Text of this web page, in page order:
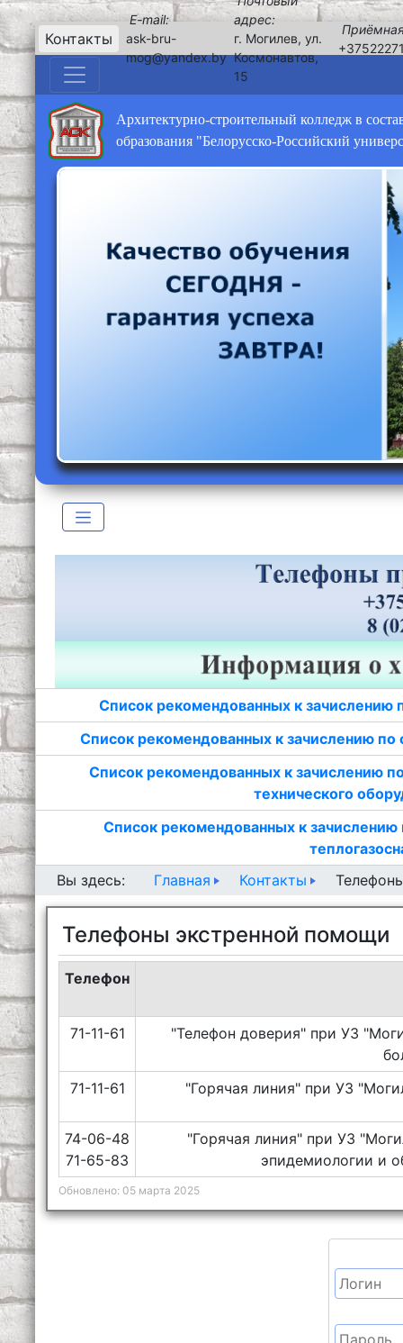
Контакты
E-mail:
ask-bru-
mog@yandex.by
адрес:
г. Могилев, ул.
Космонавтов,
15
Архитектурно-строительный колледж в
образования "Белорусско-Российский
Список рекомендованных к зачислению
Список рекомендованных к зачислению
Список рекомендованных к зачислению
технического
Список рекомендованных к
Вы здесь:
Главная Контакты
Телефоны экстренной помощи
Телефон
71-11-61
"Телефон доверия" при УЗ
71-11-61
"Горячая линия" при УЗ
74-06-48
71-65-83
"Горячая линия" при УЗ
эпидемиологии и
Обновлено: 05 марта 2025